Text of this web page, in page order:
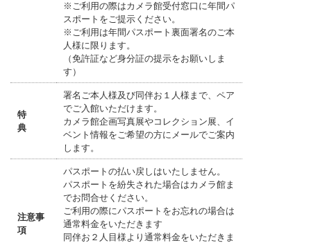
※ご利用の際はカメラ館受付窓口に年間パ
スポートをご提示ください。
※ご利用は年間パスポート裏面署名のご本
人様に限ります。
（免許証など身分証の提示をお願いしま
す）
特
典
署名ご本人様及び同伴お１人様まで、ペア
でご入館いただけます。
カメラ館企画写真展やコレクション展、イ
ベント情報をご希望の方にメールでご案内
します。
注意事
項
パスポートの払い戻しはいたしません。
パスポートを紛失された場合はカメラ館ま
でお問合せください。
ご利用の際にパスポートをお忘れの場合は
通常料金をいただきます
同伴お２人目様より通常料金をいただきま